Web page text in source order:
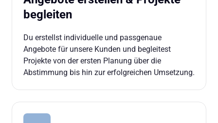
begleiten
Du erstellst individuelle und passgenaue
Angebote für unsere Kunden und begleitest
Projekte von der ersten Planung über die
Abstimmung bis hin zur erfolgreichen Umsetzung.